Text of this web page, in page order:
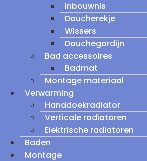
Inbouwnis
Doucherekje
Wissers
Douchegordijn
Bad accessoires
Badmat
Montage materiaal
Verwarming
Handdoekradiator
Verticale radiatoren
Elektrische radiatoren
Baden
Montage